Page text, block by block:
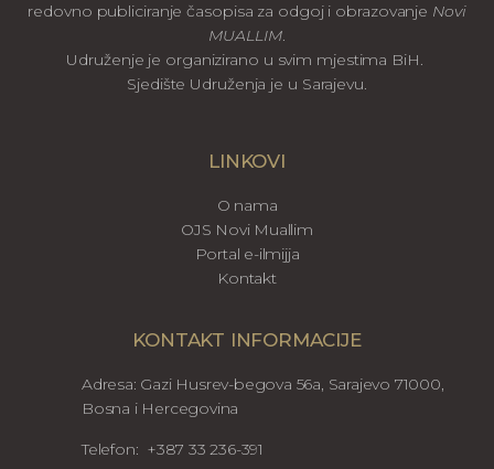
redovno publiciranje časopisa za odgoj i obrazovanje Novi
MUALLIM.
Udruženje je organizirano u svim mjestima BiH.
Sjedište Udruženja je u Sarajevu.
LINKOVI
O nama
OJS Novi Muallim
Portal e-ilmijja
Kontakt
KONTAKT INFORMACIJE
Adresa: Gazi Husrev-begova 56a, Sarajevo 71000,
Bosna i Hercegovina
Telefon: +387 33 236-391